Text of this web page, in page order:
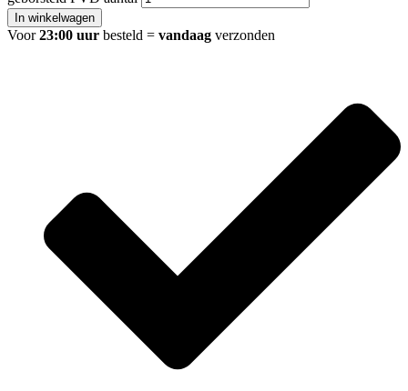
In winkelwagen
Voor23:00 uur besteld = vandaag verzonden